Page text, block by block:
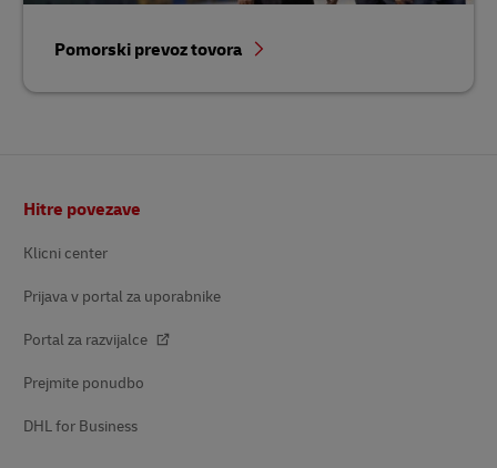
Pomorski prevoz tovora
Hitre povezave
Klicni center
Prijava v portal za uporabnike
Portal za razvijalce
Prejmite ponudbo
DHL for Business